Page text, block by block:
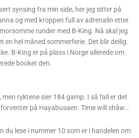
synsing fra min side, her jeg sitter på
og med kroppen full av adrenalin etter
runder med B-King. Nå skal jeg
en hel måned sommerferie. Det blir deilig.
B-King er på plass i Norge allerede om
booket den.
ryktene sier 184 gamp. I så fall er det
på Hayabusaen. Time will shåw…
du lese i nummer 10 som er i handelen om